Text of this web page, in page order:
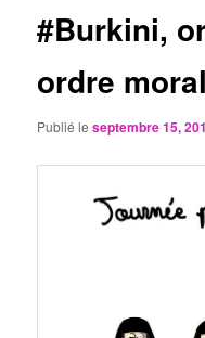
#Burkini,
ordre moral
Publié leseptembre 15,